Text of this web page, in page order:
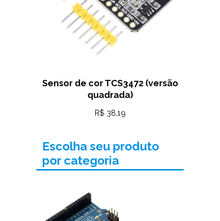
Sensor de cor TCS3472 (versão
quadrada)
R$ 38,19
Escolha seu produto
por categoria